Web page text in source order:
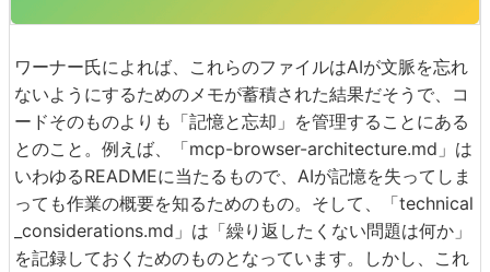
ワーナー氏によれば、これらのファイルはAIが文脈を忘れ
ないようにするためのメモが蓄積された結果だそうで、コ
ードそのものよりも「記憶と忘却」を管理することにある
とのこと。例えば、「mcp-browser-architecture.md」は
いわゆるREADMEに当たるもので、AIが記憶を失ってしま
っても作業の概要を知るためのもの。そして、「technical
_considerations.md」は「繰り返したくない問題は何か」
を記録しておくためのものとなっています。しかし、これ